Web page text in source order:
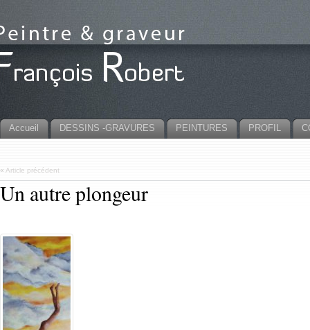
Accueil DESSINS -GRAVURES PEINTURES PROFIL
« Article précédent
Un autre plongeur